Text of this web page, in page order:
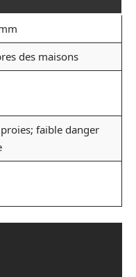
des maisons
faible danger